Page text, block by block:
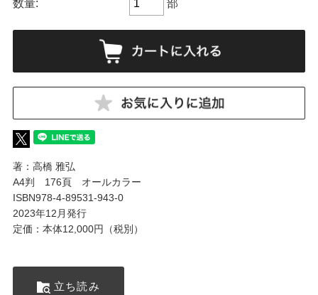
数量: 部
著：高橋 雅弘
A4判 176頁 オールカラー
ISBN978-4-89531-943-0
2023年12月発行
定価：本体12,000円（税別）
立ち読み